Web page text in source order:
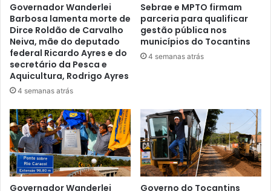
Governador Wanderlei
Barbosa lamenta morte de
Dirce Roldão de Carvalho
Neiva, mãe do deputado
federal Ricardo Ayres e do
secretário da Pesca e
Aquicultura, Rodrigo Ayres
4 semanas atrás
Sebrae e MPTO firmam
parceria para qualificar
gestão pública nos
municípios do Tocantins
4 semanas atrás
Governador Wanderlei
Governo do Tocantins